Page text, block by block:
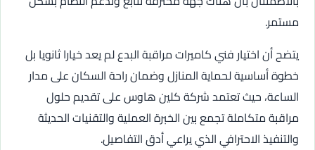
مستمر.
يتضح أن اختيار فني كاميرات مراقبة البدع لم يعد خيارا ثانويا بل
خطوة أساسية لحماية المنازل وضمان راحة السكان على مدار
الساعة، حيث تعتمد شركة كلين هاوس على تقديم حلول
مراقبة متكاملة تجمع بين الخبرة العملية والتقنيات الحديثة
والتنفيذ الاحترافي الذي يراعي أدق التفاصيل.